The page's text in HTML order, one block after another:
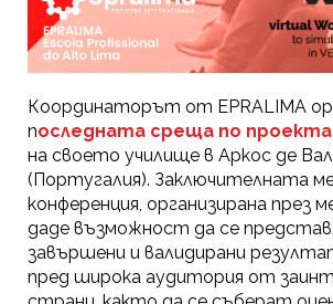
Координаторът от EPRALIMA
последната среща по проекта
на своето училище в Аркос де
(Португалия). Заключителната
конференция, организирана през
даде възможност да се
завършени и валидирани
пред широка аудитория от